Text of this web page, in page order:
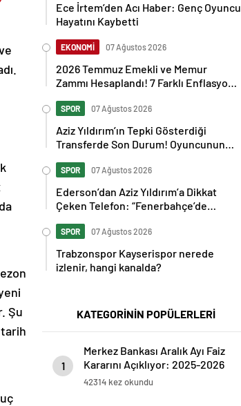
Şu
Ece İrtem’den Acı Haber: Genç Oyuncu
Hayatını Kaybetti
EKONOMİ 07 Ağustos 2026
2026 Temmuz Emekli ve Memur
Zammı Hesaplandı! 7 Farklı Enflasyon
SPOR 07 Ağustos 2026
Aziz Yıldırım’ın Tepki Gösterdiği
Transferde Son Durum! Oyuncunun
SPOR 07 Ağustos 2026
Ederson’dan Aziz Yıldırım’a Dikkat
Çeken Telefon: “Fenerbahçe’de
SPOR 07 Ağustos 2026
Trabzonspor Kayserispor nerede
izlenir, hangi kanalda?
KATEGORİNİN POPÜLERLERİ
1
Merkez Bankası Aralık Ayı Faiz
Kararını Açıklıyor: 2025-2026
Takvimi
42314 kez okundu